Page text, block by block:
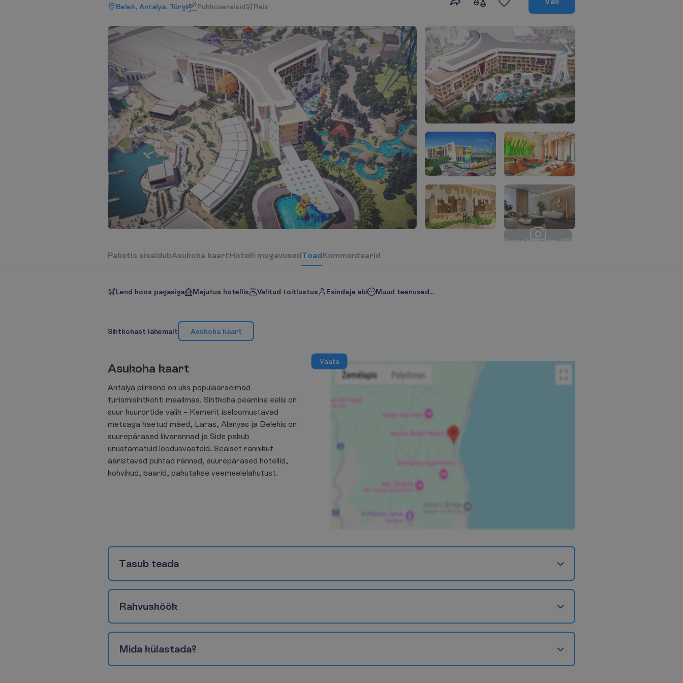
Belek, Antalya, Türgi Puhkusereisid Reis
Vaata kõiki pilte (15)
Paketis sisaldubAsukoha kaartHotelli mugavusedToadKommentaarid
Lend koos pagasiga Majutus hotellis Valitud toitlustus Esindaja abi Muud teenused...
Sihtkohast lähemalt Asukoha kaart
Asukoha kaart
Antalya piirkond on üks populaarseimad
turismisihtkohti maailmas. Sihtkoha peamine eelis on
suur kuurortide valik – Kemerit iseloomustavad
metsaga kaetud mäed, Laras, Alanyas ja Belekis on
suurepärased liivarannad ja Side pakub
unustamatuid loodusvaateid. Sealset rannikut
ääristavad puhtad rannad, suurepärased hotellid,
kohvikud, baarid, pakutakse veemeelelahutust.
Vaata
Tasub teada
Rahvusköök
Mida külastada?